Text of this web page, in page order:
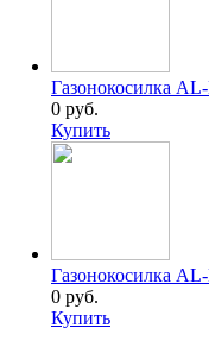
Газонокосилка
0 руб.
Купить
Газонокосилка
0 руб.
Купить